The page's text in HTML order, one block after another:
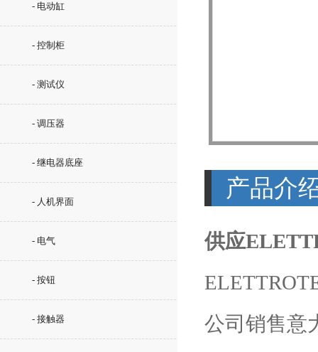
- 电动缸
- 控制柜
- 测试仪
- 调压器
- 继电器底座
- 人机界面
- 电气
- 按钮
- 接触器
产品介
供应
公司销售意